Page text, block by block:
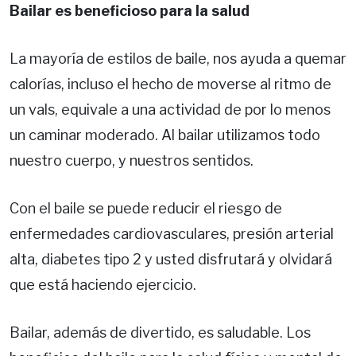
Bailar es beneficioso para la salud
La mayoría de estilos de baile, nos ayuda a quemar
calorías, incluso el hecho de moverse al ritmo de
un vals, equivale a una actividad de por lo menos
un caminar moderado. Al bailar utilizamos todo
nuestro cuerpo, y nuestros sentidos.
Con el baile se puede reducir el riesgo de
enfermedades cardiovasculares, presión arterial
alta, diabetes tipo 2 y usted disfrutará y olvidará
que está haciendo ejercicio.
Bailar, además de divertido, es saludable. Los